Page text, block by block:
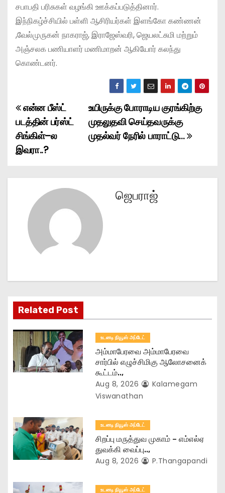
சபாபதி பரிசுகள் வழங்கி ஊக்கப்படுத்தினார்.
இந்நிகழ்ச்சியில் பள்ளி ஆசிரியர்கள் இளங்கோ கண்ணன்
,வேல்முருகன் நாகராஜ், இராஜேஸ்வரி, ஜெயலட்சுமி மற்றும்
அஞ்சலக பணியாளர் மணிமாறன் ஆகியோர் கலந்து
கொண்டனர்.
P
o
s
t
g
a
t
i
o
உயிருக்கு போராடிய குரங்கிற்கு
முதலுதவி செய்தவருக்கு
முதல்வர் நேரில் பாராட்டு…
என்ன பீஸ்ட்
படத்தின் பர்ஸ்ட்
சிங்கிள்–ல
இவரா..?
ஜெபராஜ்
Related Post
உடனடி நியூஸ் அப்டேட்
அம்மாபேரவை அம்மாபேரவை
சார்பில் எழுச்சிமிகு ஆலோசனைக்
கூட்டம்..,
Aug 8, 2026
Kalamegam
Viswanathan
உடனடி நியூஸ் அப்டேட்
சிறப்பு மருத்துவ முகாம் – எம்எல்ஏ
துவக்கி வைப்பு..,
Aug 8, 2026 P.Thangapandi
உடனடி நியூஸ் அப்டேட்